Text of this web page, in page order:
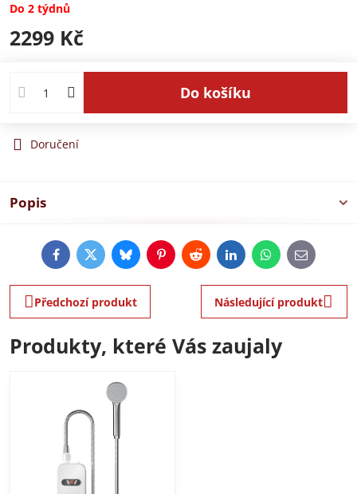
Do 2 týdnů
2299 Kč
Do košíku
Doručení
Popis
FacebookTwitterBlueskyPinterestRedditLinkedInWhatsApp
E-
mail
Předchozí produkt Následující produkt
Produkty, které Vás zaujaly